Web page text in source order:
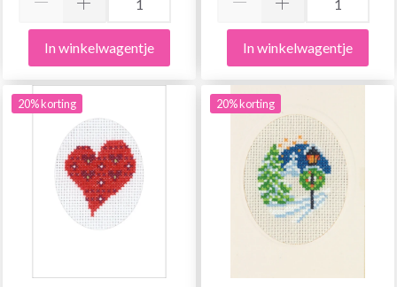
In winkelwagentje In winkelwagentje
20% korting 20% korting